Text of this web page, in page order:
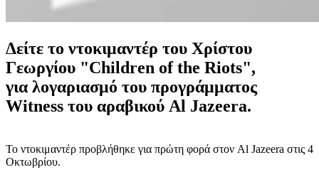
Δείτε το ντοκιμαντέρ του Χρίστου
Γεωργίου "Children of the Riots",
για λογαριασμό του προγράμματος
Witness του αραβικού Al Jazeera.
Το ντοκιμαντέρ προβλήθηκε για πρώτη φορά στον Al Jazeera στις 4
Οκτωβρίου.